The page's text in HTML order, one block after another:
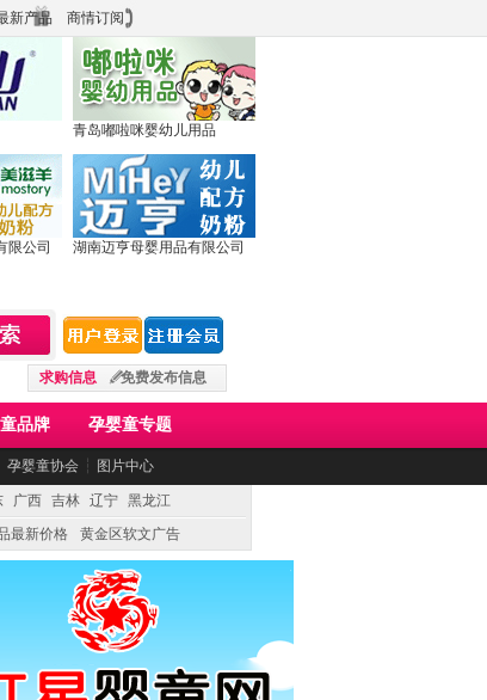
新产品 商情订阅
青岛嘟啦咪婴幼儿用品
限公司 湖南迈亨母婴用品有限公司
求购信息 免费发布信息
品牌 孕婴童专题
孕婴童协会 ┆ 图片中心
广西 吉林 辽宁 黑龙江
最新价格 黄金区软文广告